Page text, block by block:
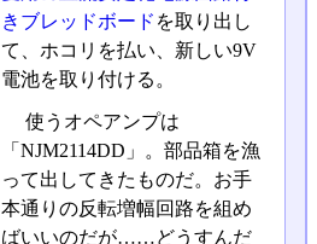
きブレッドボード を取り出し
て、ホコリを払い、新しい9V
電池を取り付ける。
使うオペアンプは
「NJM2114DD」。部品箱を漁
って出してきたものだ。お手
本通りの反転増幅回路を組め
ばいいのだが……どうすんだ